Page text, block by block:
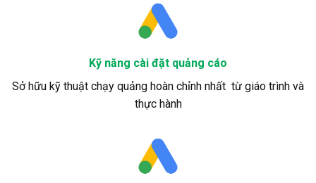
Kỹ năng cài đặt quảng cáo
Sở hữu kỹ thuật chạy quảng hoàn chỉnh nhất từ giáo trình và
thực hành